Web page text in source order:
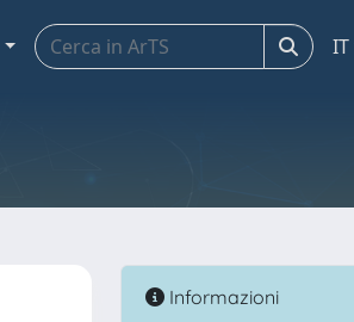
IT
Informazioni